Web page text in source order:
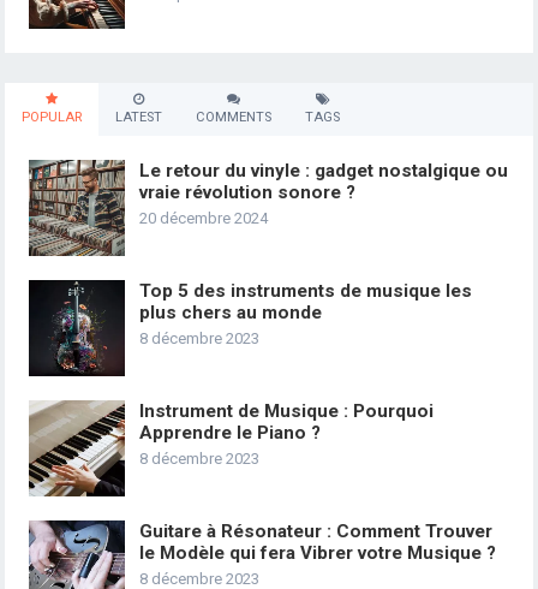
POPULAR LATEST COMMENTS TAGS
Le retour du vinyle : gadget nostalgique ou
vraie révolution sonore ?
20 décembre 2024
Top 5 des instruments de musique les
plus chers au monde
8 décembre 2023
Instrument de Musique : Pourquoi
Apprendre le Piano ?
8 décembre 2023
Guitare à Résonateur : Comment Trouver
le Modèle qui fera Vibrer votre Musique ?
8 décembre 2023